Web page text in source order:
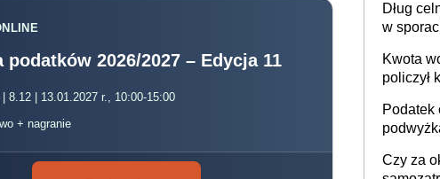
podatków 2026/2027 – Edycja 11
| 8.12 | 13.01.2027 r., 10:00-15:00
+ nagranie
Dług
w
Kwota
policzył
Podatek
Czy za